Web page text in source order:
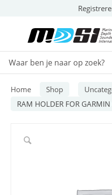
Home Shop
RAM HOLDER FOR GARMIN